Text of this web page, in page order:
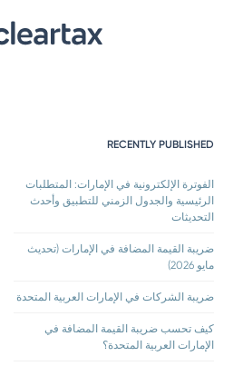
RECENTLY PUBLISHED
الفوترة الإلكترونية في الإمارات: المتطلبات
الرئيسية والجدول الزمني للتطبيق وأحدث
التحديثات
ضريبة القيمة المضافة في الإمارات (تحديث
مايو 2026)
ضريبة الشركات في الإمارات العربية المتحدة
كيف تحسب ضريبة القيمة المضافة في
الإمارات العربية المتحدة؟